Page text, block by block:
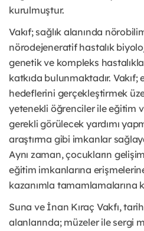
kurulmuştur.
Vakıf; sağlık alanında
nörodejeneratif hastalık
genetik ve kompleks
katkıda bulunmaktadır. Vakıf;
hedeflerini gerçekleştirmek
yetenekli öğrenciler ile eğitim
gerekli görülecek yardımı
araştırma gibi imkanlar
Aynı zaman, çocukların
eğitim imkanlarına
kazanımla tamamlamalarına
Suna ve İnan Kıraç Vakfı,
alanlarında; müzeler ile sergi